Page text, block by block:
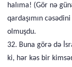
halıma! (Gör nə
qardaşımın
olmuşdu.
32. Buna görə də
ki, hər kəs bir